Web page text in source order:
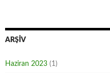
ARŞIV
Haziran 2023 (1)